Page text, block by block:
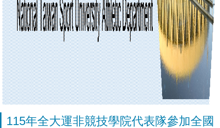
115年全大運非競技學院代表隊參加全國